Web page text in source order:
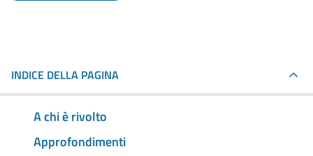
INDICE DELLA PAGINA
A chi è rivolto
Approfondimenti